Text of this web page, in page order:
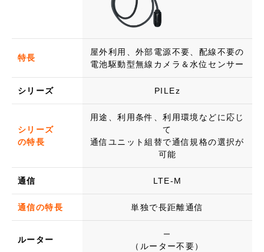
特長
屋外利用、外部電源不要、配線不要の
電池駆動型無線カメラ＆水位センサー
シリーズ PILEz
シリーズ
の特長
用途、利用条件、利用環境などに応じ
て
通信ユニット組替で通信規格の選択が
可能
通信 LTE-M
通信の特長 単独で長距離通信
ルーター
─
（ルーター不要）